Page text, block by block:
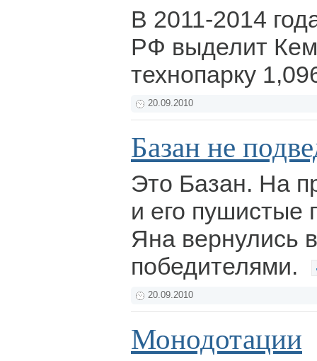
В 2011-2014
РФ выделит
технопарку
20.09.2010
Базан не
Это Базан. На
и его пушистые
Яна вернулись
победителями.
20.09.2010
Монодотации